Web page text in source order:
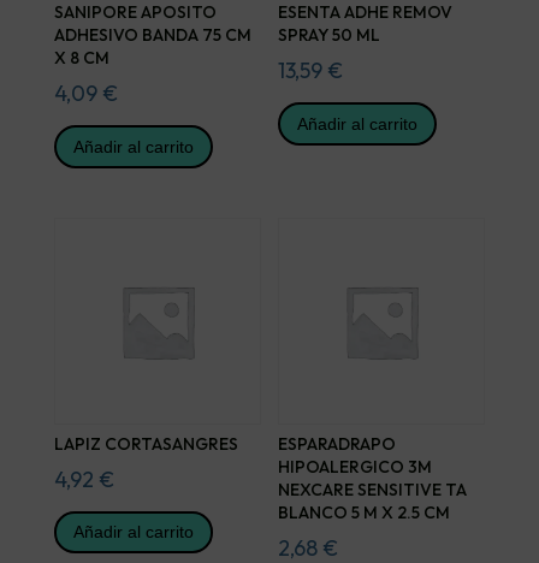
SANIPORE APOSITO
ADHESIVO BANDA 75 CM
X 8 CM
4,09 €
Añadir al carrito
ESENTA ADHE REMOV
SPRAY 50 ML
13,59 €
Añadir al carrito
LAPIZ CORTASANGRES
4,92 €
Añadir al carrito
ESPARADRAPO
HIPOALERGICO 3M
NEXCARE SENSITIVE TA
BLANCO 5 M X 2.5 CM
2,68 €